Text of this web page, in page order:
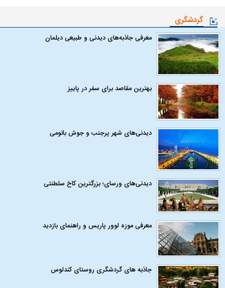
گردشگری
معرفی جاذبه‌های دیدنی و طبیعی دیلمان
بهترین مقاصد برای سفر در پاییز
دیدنی‌های شهر پرجنب و جوش باتومی
دیدنی‌های ورسای؛ بزرگترین کاخ سلطنتی
معرفی موزه لوور پاریس و راهنمای بازدید
جاذبه های گردشگری روستای کندلوس